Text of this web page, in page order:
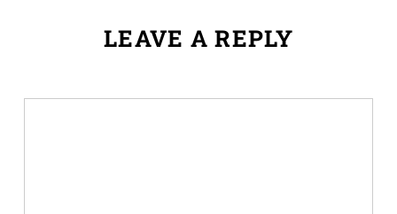
LEAVE A REPLY